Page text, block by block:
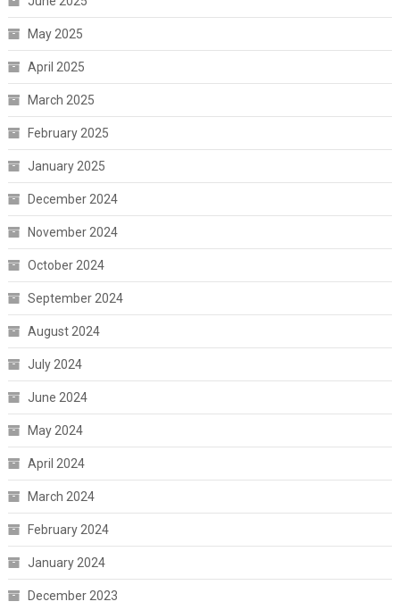
May 2025
April 2025
March 2025
February 2025
January 2025
December 2024
November 2024
October 2024
September 2024
August 2024
July 2024
June 2024
May 2024
April 2024
March 2024
February 2024
January 2024
December 2023